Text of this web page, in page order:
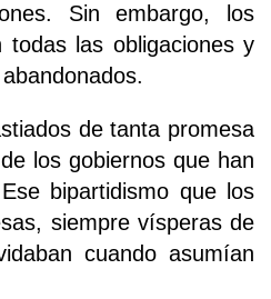
Sin embargo, los
todas las obligaciones y
de tanta promesa
los gobiernos que han
bipartidismo que los
siempre vísperas de
cuando asumían